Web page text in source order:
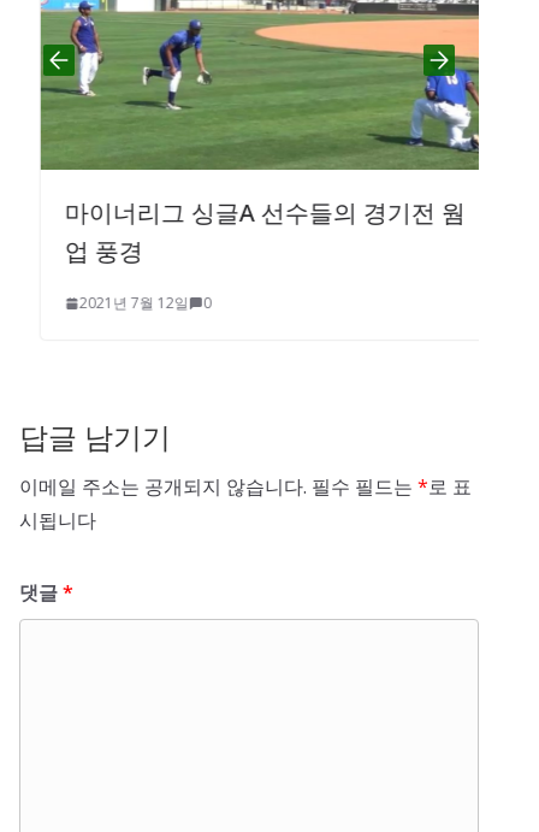
마이너리그 싱글A 선수들의 경기전 웜
업 풍경
2021년 7월 12일 0
답글 남기기
이메일 주소는 공개되지 않습니다. 필수 필드는 *로 표
시됩니다
댓글*